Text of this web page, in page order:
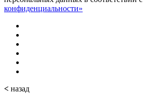
конфиденциальности»
< назад